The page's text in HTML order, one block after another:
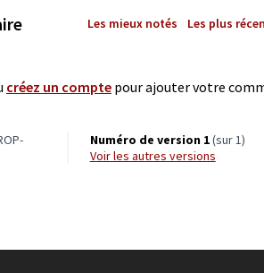
Les mieux notés Les plus
créez un compte pour ajouter votre
Numéro de version 1(sur 1)
voir les autres versions